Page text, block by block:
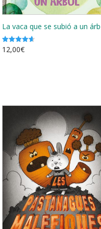
La vaca que se subió a un
Valorado
con
12,00€